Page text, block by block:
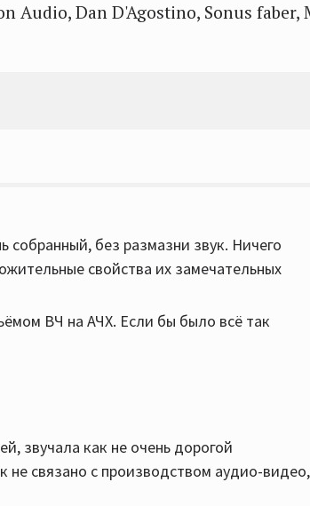
Audio, Dan D'Agostino, Sonus faber,
собранный, без размазни звук. Ничего
свойства их замечательных
ВЧ на АЧХ. Если бы было всё так
звучала как не очень дорогой
не связано с производством аудио-видео,